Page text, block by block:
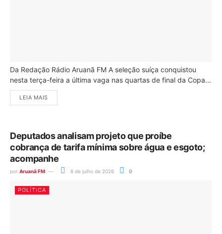
Da Redação Rádio Aruanã FM A seleção suíça conquistou
nesta terça-feira a última vaga nas quartas de final da Copa...
LEIA MAIS
Deputados analisam projeto que proíbe
cobrança de tarifa mínima sobre água e esgoto;
acompanhe
por Aruanã FM 8 de julho de 2026 0
POLÍTICA